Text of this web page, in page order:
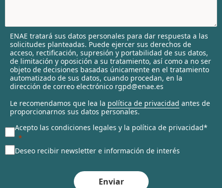
l
e
c
t
e
d
ENAE tratará sus datos personales para dar respuesta a las
solicitudes planteadas. Puede ejercer sus derechos de
acceso, rectificación, supresión y portabilidad de sus datos,
de limitación y oposición a su tratamiento, así como a no ser
objeto de decisiones basadas únicamente en el tratamiento
automatizado de sus datos, cuando procedan, en la
dirección de correo electrónico rgpd@enae.es
Le recomendamos que lea la política de privacidad antes de
proporcionarnos sus datos personales.
Acepto las condiciones legales y la política de privacidad*
Deseo recibir newsletter e información de interés
Enviar